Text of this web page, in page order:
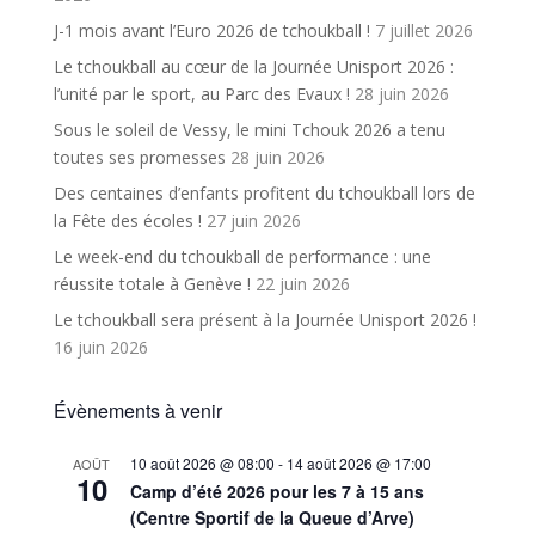
J-1 mois avant l’Euro 2026 de tchoukball ! 7 juillet 2026
Le tchoukball au cœur de la Journée Unisport 2026 :
l’unité par le sport, au Parc des Evaux ! 28 juin 2026
Sous le soleil de Vessy, le mini Tchouk 2026 a tenu
toutes ses promesses 28 juin 2026
Des centaines d’enfants profitent du tchoukball lors de
la Fête des écoles ! 27 juin 2026
Le week-end du tchoukball de performance : une
réussite totale à Genève ! 22 juin 2026
Le tchoukball sera présent à la Journée Unisport 2026 !
16 juin 2026
Évènements à venir
AOÛT
10
10 août 2026 @ 08:00 - 14 août 2026 @ 17:00
Camp d’été 2026 pour les 7 à 15 ans
(Centre Sportif de la Queue d’Arve)